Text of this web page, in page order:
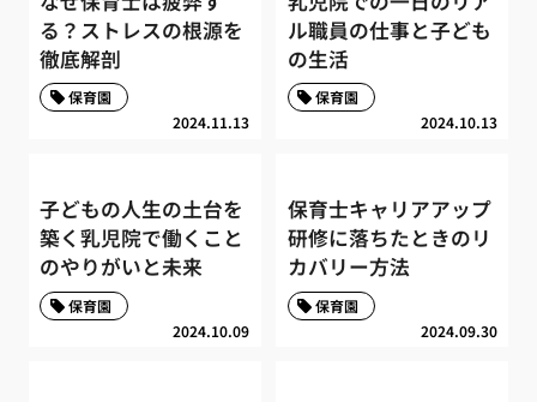
る？ストレスの根源を
徹底解剖
2024.11.13
保育園
ル職員の仕事と子ども
の生活
2024.10.13
保育園
子どもの人生の土台を
築く乳児院で働くこと
のやりがいと未来
2024.10.09
保育園
保育士キャリアアップ
研修に落ちたときのリ
カバリー方法
2024.09.30
保育園